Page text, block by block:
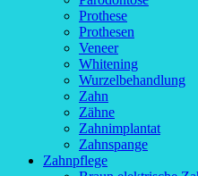
Prothese
Prothesen
Veneer
Whitening
Wurzelbehandlung
Zahn
Zähne
Zahnimplantat
Zahnspange
Zahnpflege